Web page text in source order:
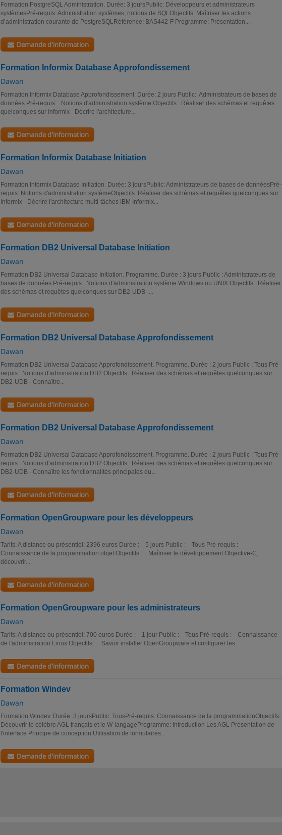
Formation PostgreSQL Administration. Durée: 3 joursPublic: Développeurs et administrateurs
systèmesPré-requis: Administration systèmes, notions de SQLObjectifs: Maîtriser les actions
d’administration courante de PostgreSQLRéférence: BAS442-F Programme: Présentation...
Demande d'information
Formation Informix Database Approfondissement
Dawan
Formation Informix Database Approfondissement. Durée: 2 jours Public: Administrateurs de bases de
données Pré-requis: Notions d'administration système Objectifs: Réaliser des schémas et requêtes
quelconques sur Informix - Décrire l'architecture...
Demande d'information
Formation Informix Database Initiation
Dawan
Formation Informix Database Initiation. Durée: 3 joursPublic: Administrateurs de bases de donnéesPré-
requis: Notions d'administration systèmeObjectifs: Réaliser des schémas et requêtes quelconques sur
Informix - Décrire l'architecture multi-tâches IBM Informix...
Demande d'information
Formation DB2 Universal Database Initiation
Dawan
Formation DB2 Universal Database Initiation. Programme. Durée : 3 jours Public : Administrateurs de
bases de données Pré-requis : Notions d'administration système Windows ou UNIX Objectifs : Réaliser
des schémas et requêtes quelconques sur DB2-UDB -...
Demande d'information
Formation DB2 Universal Database Approfondissement
Dawan
Formation DB2 Universal Database Approfondissement. Programme. Durée : 2 jours Public : Tous Pré-
requis : Notions d'administration DB2 Objectifs : Réaliser des schémas et requêtes quelconques sur
DB2-UDB - Connaître...
Demande d'information
Formation DB2 Universal Database Approfondissement
Dawan
Formation DB2 Universal Database Approfondissement. Programme. Durée : 2 jours Public : Tous Pré-
requis : Notions d'administration DB2 Objectifs : Réaliser des schémas et requêtes quelconques sur
DB2-UDB - Connaître les fonctionnalités principales du...
Demande d'information
Formation OpenGroupware pour les développeurs
Dawan
Tarifs: A distance ou présentiel: 2396 euros Durée : 5 jours Public : Tous Pré-requis :
Connaissance de la programmation objet Objectifs : Maîtriser le développement Objective-C,
découvrir...
Demande d'information
Formation OpenGroupware pour les administrateurs
Dawan
Tarifs: A distance ou présentiel: 700 euros Durée : 1 jour Public : Tous Pré-requis : Connaissance
de l'administration Linux Objectifs : Savoir installer OpenGroupware et configurer les...
Demande d'information
Formation Windev
Dawan
Formation Windev. Durée: 3 joursPublic: TousPré-requis: Connaissance de la programmationObjectifs:
Découvrir le célèbre AGL français et le W-langageProgramme: Introduction Les AGL Présentation de
l'interface Principe de conception Utilisation de formulaires...
Demande d'information